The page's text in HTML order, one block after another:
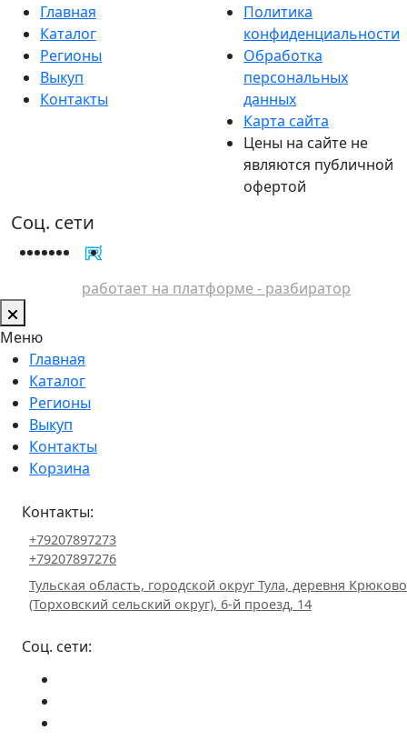
Главная
Каталог
Регионы
Выкуп
Контакты
Политика
конфиденциальности
Обработка
персональных
данных
Карта сайта
Цены на сайте не
являются публичной
офертой
Соц. сети
работает на платформе - разбиратор
Меню
Главная
Каталог
Регионы
Выкуп
Контакты
Корзина
Контакты:
+79207897273
+79207897276
Тульская область, городской округ Тула, деревня Крюково
(Торховский сельский округ), 6-й проезд, 14
Соц. сети: